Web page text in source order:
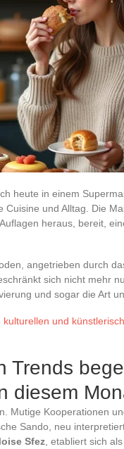
heute in einem
und Alltag. Die
heraus, bereit,
angetrieben durch
sich nicht mehr
und sogar die Art
und
Trends
diesem
Mutige Kooperationen
Sando, neu
Sfez , etabliert sich